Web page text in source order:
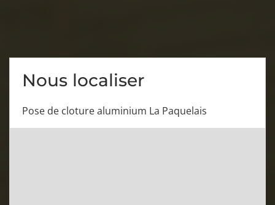
Nous localiser
Pose de cloture aluminium La Paquelais